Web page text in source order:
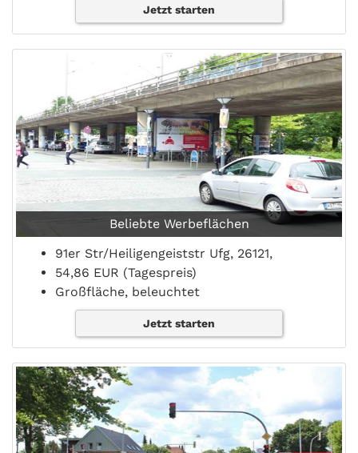
Jetzt starten
Beliebte Werbeflächen
91er Str/Heiligengeiststr Ufg, 26121,
54,86 EUR (Tagespreis)
Großfläche, beleuchtet
Jetzt starten